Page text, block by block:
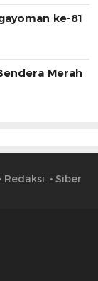
ke-81
Merah
Redaksi Siber